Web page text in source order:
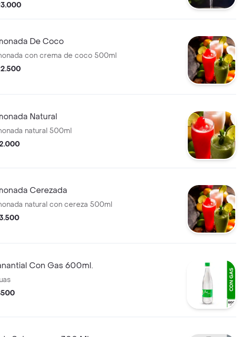
De Coco
con crema de coco 500ml
Natural
natural 500ml
Cerezada
natural con cereza 500ml
Con Gas 600ml.